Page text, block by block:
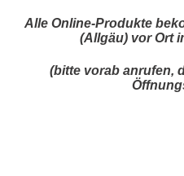
Alle Online-Produkte
(Allgäu) vor Ort
(bitte vorab anrufen,